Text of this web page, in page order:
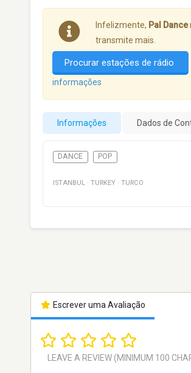
Infelizmente, Pal Dance
transmite mais.
Procurar estações de rádio
informações
Informações Dados de
DANCE POP
ISTANBUL · TURKEY · TURCO
Escrever uma Avaliação